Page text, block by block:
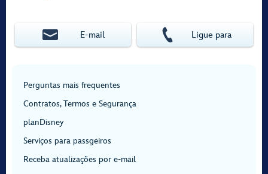
E‑mail Ligue para
Perguntas mais frequentes
Contratos, Termos e Segurança
planDisney
Serviços para passgeiros
Receba atualizações por e-mail